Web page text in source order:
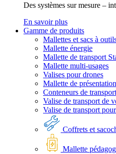
Des systèmes sur mesure –
En savoir plus
Gamme de produits
Mallettes et sacs à
Mallette énergie
Mallette de transport
Mallette multi-usages
Valises pour drones
Mallette de présentation
Conteneurs de
Valise de transport de
Valise de transport
Coffrets et
Mallette